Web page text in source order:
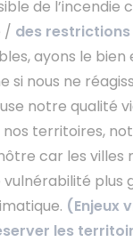
de l’incendie
/ des restrictions
ayons le bien
si nous ne
notre qualité
territoires,
car les villes
plus
(Enjeux
les